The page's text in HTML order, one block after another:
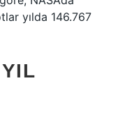
yılda 146.767